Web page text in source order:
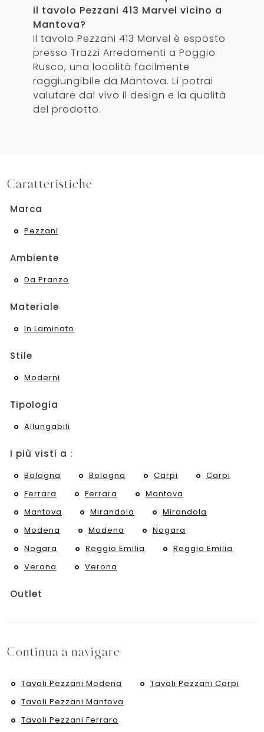
il tavolo Pezzani 413 Marvel vicino a
Mantova?
Il tavolo Pezzani 413 Marvel è esposto
presso Trazzi Arredamenti a Poggio
Rusco, una località facilmente
raggiungibile da Mantova. Lì potrai
valutare dal vivo il design e la qualità
del prodotto.
Caratteristiche
Marca
Pezzani
Ambiente
Da Pranzo
Materiale
In Laminato
Stile
Moderni
Tipologia
Allungabili
I più visti a :
Bologna Bologna Carpi
Carpi
Ferrara
Ferrara
Mantova
Mantova
Mirandola
Mirandola
Modena
Modena
Nogara
Nogara
Reggio Emilia
Reggio Emilia
Verona
Verona
Outlet
Continua a navigare
Tavoli Pezzani Modena
Tavoli Pezzani Carpi
Tavoli Pezzani Mantova
Tavoli Pezzani Ferrara